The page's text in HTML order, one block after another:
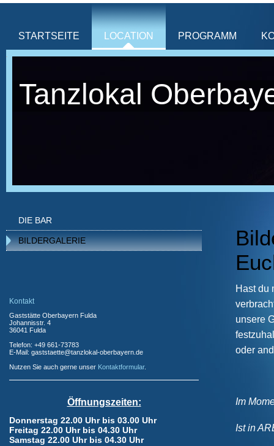
STARTSEITE LOCATION PROGRAMM
Tanzlokal
Hast du
unsere
oder
Im
Ist in
DIE BAR
BILDERGALERIE
Kontakt
Gaststätte Oberbayern Fulda
Johannisstr. 4
36041 Fulda
Telefon: +49 661-73783
E-Mail: gaststaette@tanzlokal-oberbayern.de
Nutzen Sie auch gerne unser Kontaktformular.
Öffnungszeiten:
Donnerstag 22.00 Uhr bis 03.00 Uhr
Freitag 22.00 Uhr bis 04.30 Uhr
Samstag 22.00 Uhr bis 04.30 Uhr